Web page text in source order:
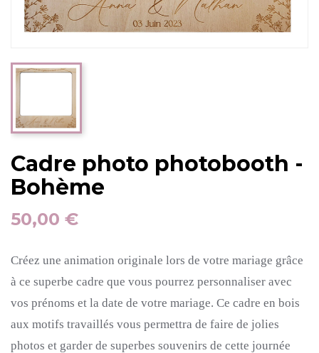
Cadre photo photobooth -
Bohème
50,00 €
Créez une animation originale lors de votre mariage grâce
à ce superbe cadre que vous pourrez personnaliser avec
vos prénoms et la date de votre mariage. Ce cadre en bois
aux motifs travaillés vous permettra de faire de jolies
photos et garder de superbes souvenirs de cette journée